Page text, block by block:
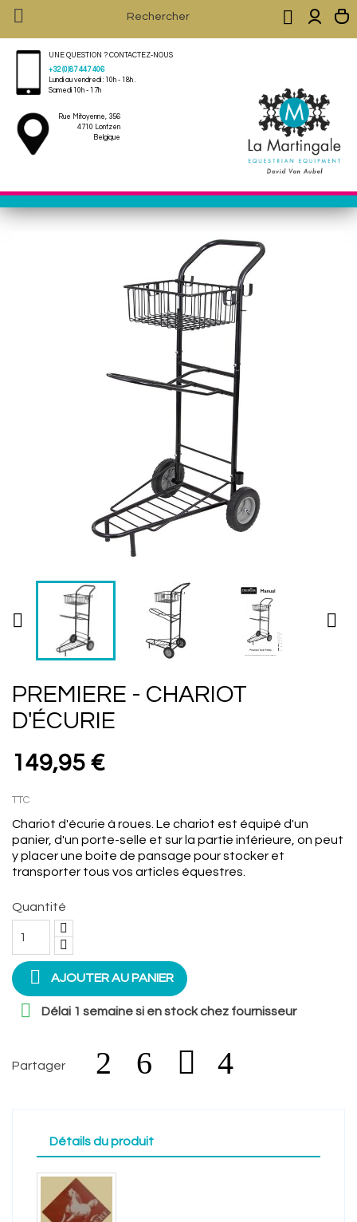
 
UNE QUESTION ? CONTACTEZ-NOUS
+32 (0)87 447 406
Lundi au vendredi : 10h - 18h .
Samedi 10h - 17h
Rue Mitoyenne, 356
4710 Lontzen
Belgique
 
PREMIERE - CHARIOT
D'ÉCURIE
149,95 €
TTC
Chariot d'écurie à roues. Le chariot est équipé d'un
panier, d'un porte-selle et sur la partie inférieure, on peut
y placer une boite de pansage pour stocker et
transporter tous vos articles équestres.
Quantité
 AJOUTER AU PANIER
 Délai 1 semaine si en stock chez fournisseur
Partager
Détails du produit